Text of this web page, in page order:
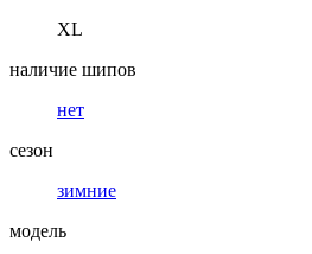
XL
наличие шипов
нет
сезон
зимние
модель